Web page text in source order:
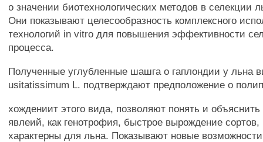
о значении биотехнологических методов в селекции
Они показывают целесообразность комплексного
технологий in vitro для повышения эффективности
процесса.
Полученные углубленные шашга о гаплондии у льна
usitatissimum L. подтверждают предположение о
хождениит этого вида, позволяют понять и объяснить
явлеий, как генотрофия, быстрое вырождение сортов,
характерны для льна. Показывают новые возможности